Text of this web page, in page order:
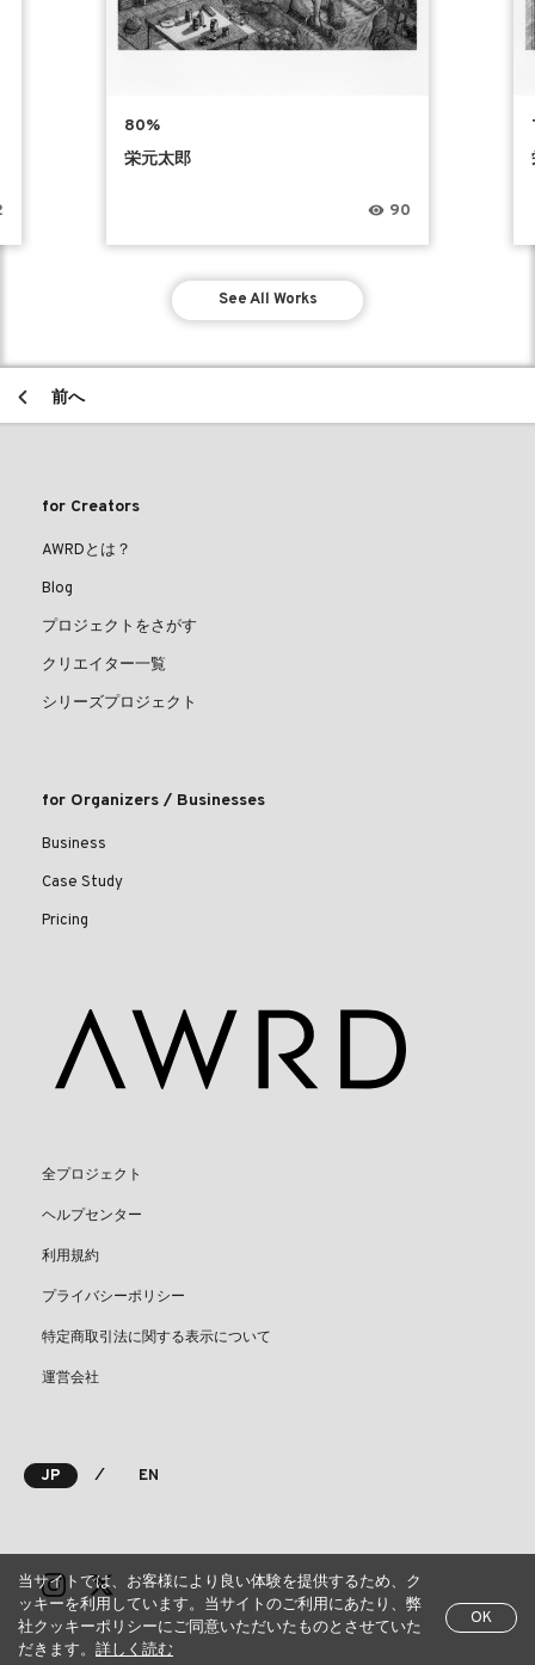
80%
栄元太郎
90
See All Works
前へ
for Creators
AWRDとは？
Blog
プロジェクトをさがす
クリエイター一覧
シリーズプロジェクト
for Organizers / Businesses
Business
Case Study
Pricing
全プロジェクト
ヘルプセンター
利用規約
プライバシーポリシー
特定商取引法に関する表示について
運営会社
JP ⁄ EN
当サイトでは、お客様により良い体験を提供するため、ク
ッキーを利用しています。当サイトのご利用にあたり、弊
社クッキーポリシーにご同意いただいたものとさせていた
だきます。 詳しく読む
OK